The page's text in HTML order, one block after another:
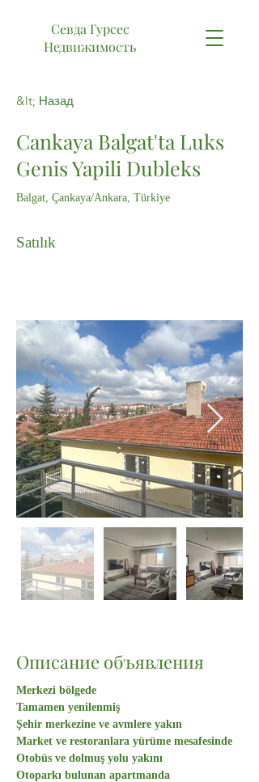
Севда Гурсес
Недвижимость
&lt; Назад
Cankaya Balgat'ta Luks
Genis Yapili Dubleks
Balgat, Çankaya/Ankara, Türkiye
Satılık
Описание объявления
Merkezi bölgede
Tamamen yenilenmiş
Şehir merkezine ve avmlere yakın
Market ve restoranlara yürüme mesafesinde
Otobüs ve dolmuş yolu yakını
Otoparkı bulunan apartmanda